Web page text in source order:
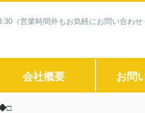
（営業時間外もお気軽にお問い合
会社概要 お問